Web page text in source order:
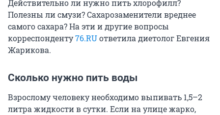
Действительно ли нужно пить хлорофилл?
Полезны ли смузи? Сахарозаменители вреднее
самого сахара? На эти и другие вопросы
корреспонденту76.RUответила диетолог Евгения
Жарикова.
Сколько нужно пить воды
Взрослому человеку необходимо выпивать 1,5–2
литра жидкости в сутки. Если на улице жарко,